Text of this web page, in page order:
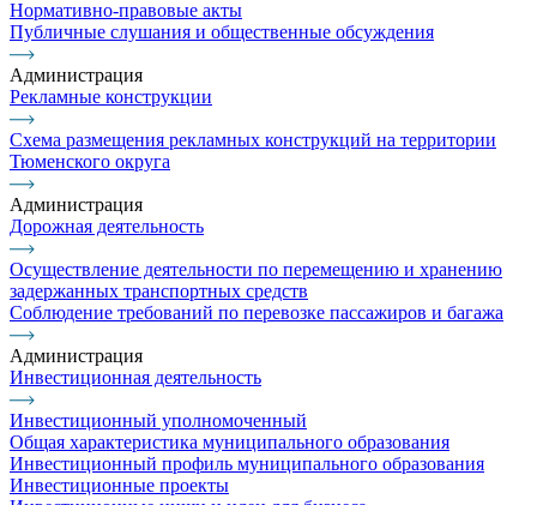
Нормативно-правовые акты
Публичные слушания и общественные обсуждения
Администрация
Рекламные конструкции
Схема размещения рекламных конструкций на территории
Тюменского округа
Администрация
Дорожная деятельность
Осуществление деятельности по перемещению и хранению
задержанных транспортных средств
Соблюдение требований по перевозке пассажиров и багажа
Администрация
Инвестиционная деятельность
Инвестиционный уполномоченный
Общая характеристика муниципального образования
Инвестиционный профиль муниципального образования
Инвестиционные проекты